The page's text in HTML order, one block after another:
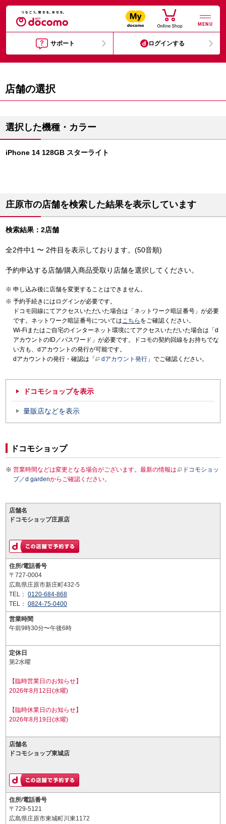
MENU
サポート ログインする
店舗の選択
選択した機種・カラー
iPhone 14 128GB スターライト
庄原市の店舗を検索した結果を表示しています
検索結果：2店舗
全2件中1 〜 2件目を表示しております。(50音順)
予約申込する店舗/購入商品受取り店舗を選択してください。
申し込み後に店舗を変更することはできません。
予約手続きにはログインが必要です。
ドコモ回線にてアクセスいただいた場合は「ネットワーク暗証番号」が必要
です。ネットワーク暗証番号についてはこちら をご確認ください。
Wi-Fiまたはご自宅のインターネット環境にてアクセスいただいた場合は「d
アカウントのID／パスワード」が必要です。ドコモの契約回線をお持ちでな
い方も、dアカウントの発行が可能です。
dアカウントの発行・確認は「
dアカウント発行 」でご確認ください。
ドコモショップを表示
量販店などを表示
ドコモショップ
営業時間などは変更となる場合がございます。最新の情報は
ドコモショッ
プ／d gardenからご確認ください。
店舗名
ドコモショップ庄原店
住所/電話番号
〒727-0004
広島県庄原市新庄町432-5
TEL： 0120-684-868
TEL： 0824-75-0400
営業時間
午前9時30分〜午後6時
定休日
第2水曜
【臨時営業日のお知らせ】
2026年8月12日(水曜)
【臨時休業日のお知らせ】
2026年8月19日(水曜)
店舗名
ドコモショップ東城店
住所/電話番号
〒729-5121
広島県庄原市東城町川東1172